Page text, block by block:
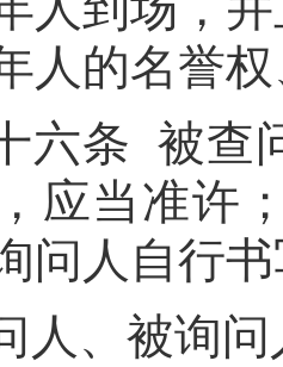
人的名誉
六条 被查
应当准许
问人自行
人、被询